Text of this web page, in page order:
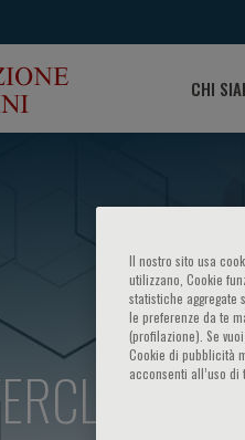
CHI
Il nostro sito usa
utilizzano, Cookie
statistiche
le preferenze da te
(profilazione). Se
Cookie di pubblicità
acconsenti all’uso